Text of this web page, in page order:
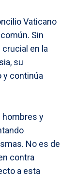
Vaticano
Sin
en la
su
y continúa
hombres y
No es de
contra
a esta